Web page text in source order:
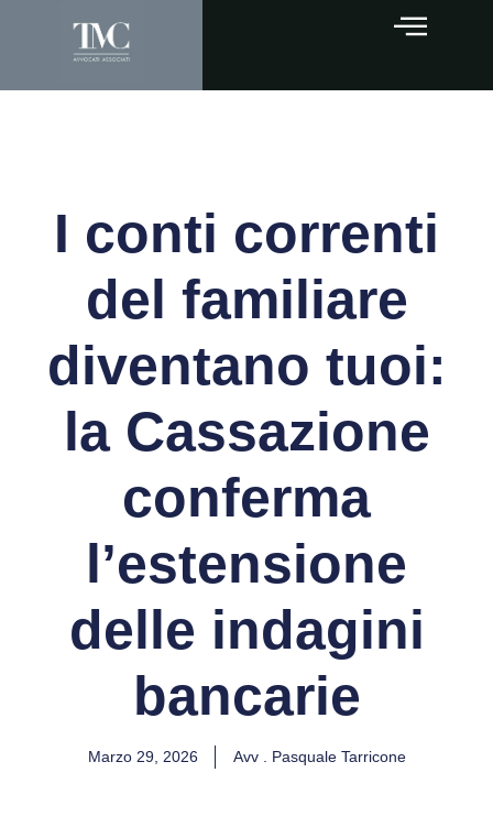
I conti correnti
del familiare
diventano tuoi:
la Cassazione
conferma
l’estensione
delle indagini
bancarie
Marzo 29, 2026 Avv . Pasquale Tarricone